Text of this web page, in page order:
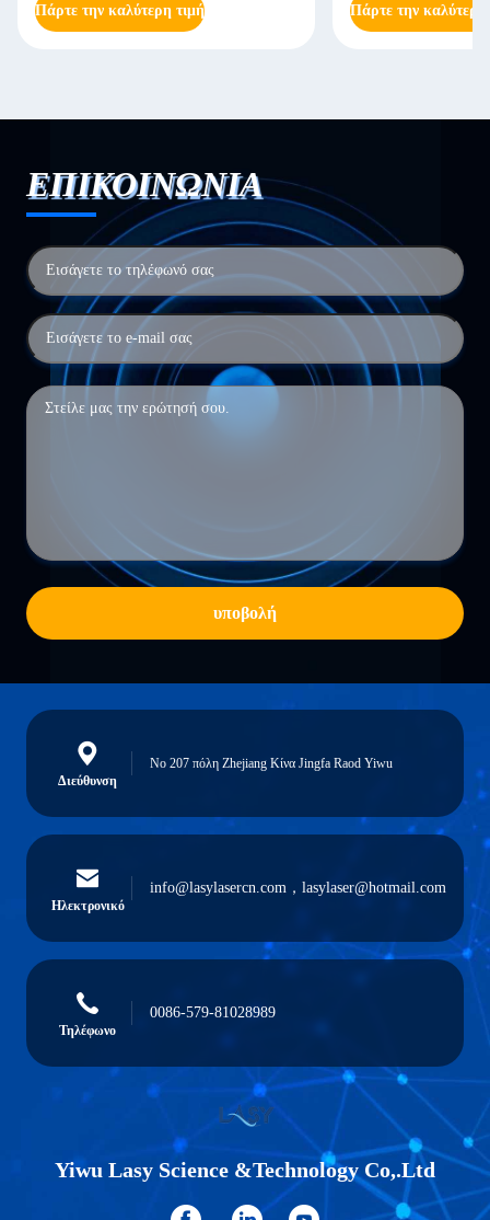
Πάρτε την καλύτερη τιμή
Πάρτε την καλύτερη
ΕΠΙΚΟΙΝΩΝΙΑ
υποβολή
Διεύθυνση
Νο 207 πόλη Zhejiang Κίνα Jingfa Raod Yiwu
Ηλεκτρονικό
info@lasylasercn.com，lasylaser@hotmail.com
Τηλέφωνο
0086-579-81028989
Yiwu Lasy Science &Technology Co,.Ltd